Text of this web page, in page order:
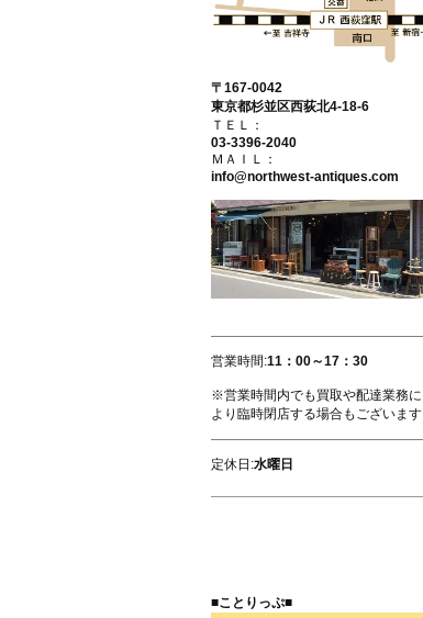
〒167-0042
東京都杉並区西荻北4-18-6
ＴＥＬ：
03-3396-2040
ＭＡＩＬ：
info@northwest-antiques.com
営業時間:11：00～17：30
※営業時間内でも買取や配達業務に
より臨時閉店する場合もございます
定休日:水曜日
■ことりっぷ■